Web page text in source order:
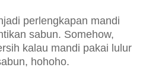
perlengkapan mandi
sabun. Somehow,
kalau mandi pakai lulur
hohoho.